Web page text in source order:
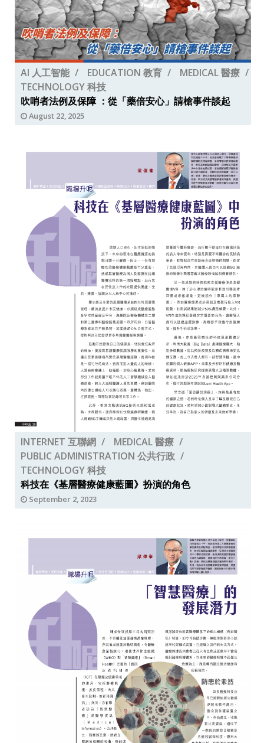
AI 人工智能 EDUCATION 教育
MEDICAL 醫療
TECHNOLOGY 科技
吹哨者法例及保障 ：從「藥倍安心」請槍事件談起
August 22, 2025
INTERNET 互聯網
MEDICAL 醫療
PUBLIC ADMINISTRATION 公共行政
TECHNOLOGY 科技
科技在《基層醫療健康藍圖》扮演的角色
September 2, 2023